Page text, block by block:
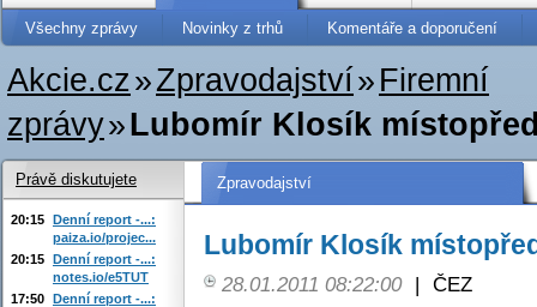
Všechny zprávy Novinky z trhů Komentáře a doporučení
Akcie.cz»Zpravodajství» Firemní
zprávy»Lubomír Klosík
Zpravodajství
Lubomír Klosík
28.01.2011 08:22:00 | ČEZ
Právě diskutujete
20:15 Denní report -...:
paiza.io/projec...
20:15 Denní report -...:
notes.io/e5TUT
17:50 Denní report -...: